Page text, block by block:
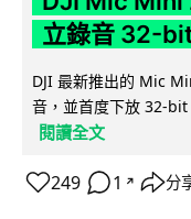
立錄音 32-
DJI 最新推出的 Mic
音，並首度下放 32-
閱讀全文
249 1 ↗ 分